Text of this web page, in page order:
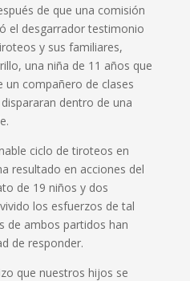
de que una comisión
el desgarrador testimonio
y sus familiares,
una niña de 11 años que
un compañero de clases
dentro de una
ciclo de tiroteos en
resultado en acciones del
de 19 niños y dos
los esfuerzos de tal
de ambos partidos han
de responder.
que nuestros hijos se